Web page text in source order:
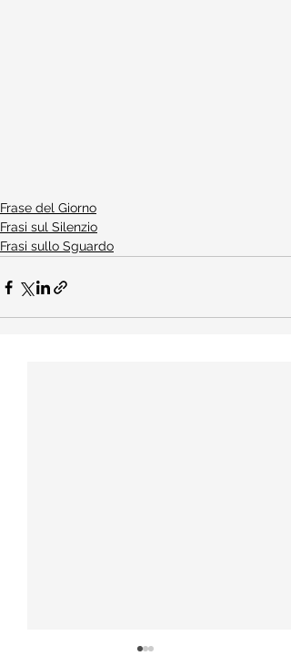
Frase del Giorno
Frasi sul Silenzio
Frasi sullo Sguardo